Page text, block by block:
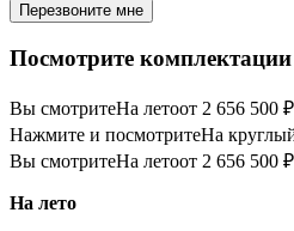
Перезвоните мне
Посмотрите
Вы смотритеНа летоот 2 656 500 ₽
Нажмите и посмотритеНа
Вы смотритеНа летоот 2 656 500 ₽
На лето